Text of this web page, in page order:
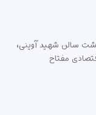
سالن شهید آوینی،
مفتاح